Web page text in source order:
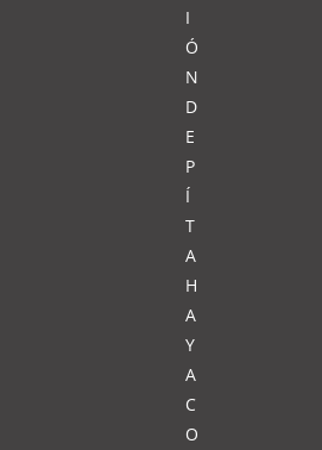
I
Ó
N
D
E
P
Í
T
A
H
A
Y
A
C
O